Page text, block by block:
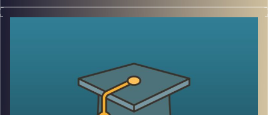
בפרק הקודם דיברנו קצת על אוכלוסיות בישראל, איך מחלקים
לאוכלוסיות, למה בכלל שווה להשקיע באוכלוסייה הערבית
הערבית אל מול החברה הכללית גדולים?
בפרק הזה נדבר יותר על מוביליות חברתית, השכלה, מי הולך
ללמוד יותר גברים ערביים או נשים ערביות, למה פעם גבריים
ערביים למדו יותר והיום פחות, מהי החלטת החומש לחברה